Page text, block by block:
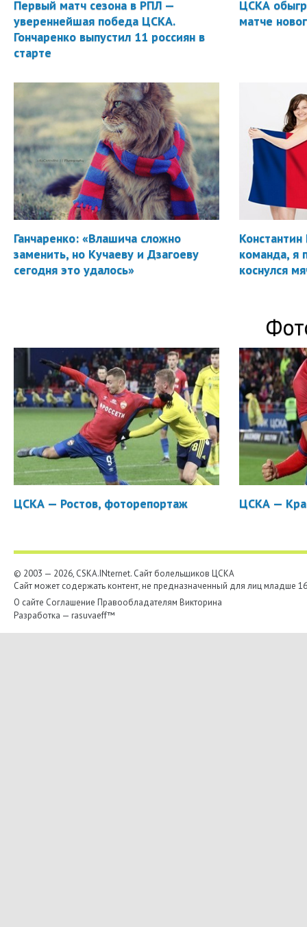
Первый матч сезона в РПЛ —
увереннейшая победа ЦСКА.
Гончаренко выпустил 11 россиян в
старте
ЦСКА
матче
Ганчаренко: «Влашича сложно
заменить, но Кучаеву и Дзагоеву
сегодня это удалось»
Константин
команда, я
коснулся
ЦСКА — Ростов, фоторепортаж ЦСКА —
© 2003 — 2026, CSKA.INternet. Cайт болельщиков ЦСКА
Сайт может содержать контент, не предназначенный для лиц младше
О сайте Соглашение Правообладателям Викторина
Разработка — rasuvaeff™